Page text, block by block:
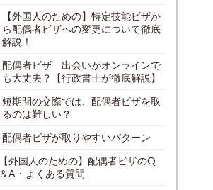
【外国人のための】特定技能ビザか
ら配偶者ビザへの変更について徹底
解説！
配偶者ビザ 出会いがオンラインで
も大丈夫？【行政書士が徹底解説】
短期間の交際では、配偶者ビザを取
るのは難しい？
配偶者ビザが取りやすいパターン
【外国人のための】配偶者ビザのQ
＆A・よくある質問